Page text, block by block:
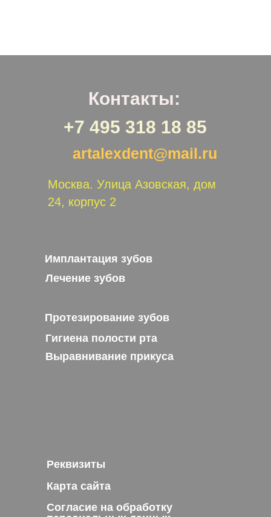
Контакты:
Москва. Улица Азовская, дом
24, корпус 2
Реквизиты
Карта сайта
Согласие на обработку
Имплантация зубов
Лечение зубов
Протезирование зубов
Выравнивание прикуса
Гигиена полости рта
+7 495 318 18 85
artalexdent@mail.ru